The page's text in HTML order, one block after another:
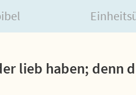
lieb haben; denn